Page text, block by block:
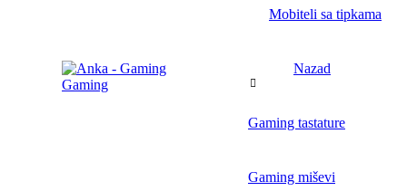
Mobiteli sa tipkama
Gaming
Nazad
Gaming tastature
Gaming miševi